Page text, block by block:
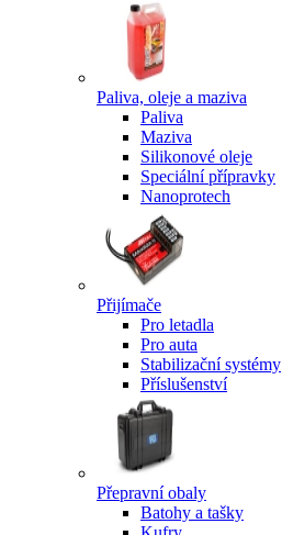
Paliva, oleje a maziva
Paliva
Maziva
Silikonové oleje
Speciální přípravky
Nanoprotech
Přijímače
Pro letadla
Pro auta
Stabilizační systémy
Příslušenství
Přepravní obaly
Batohy a tašky